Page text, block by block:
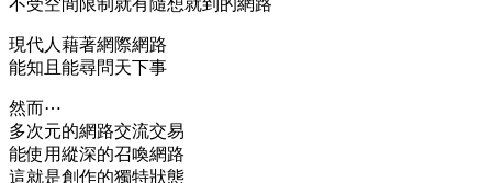
現代人藉著網際網路
能知且能尋問天下事
然而⋯
多次元的網路交流交易
能使用縱深的召喚網路
這就是創作的獨特狀態